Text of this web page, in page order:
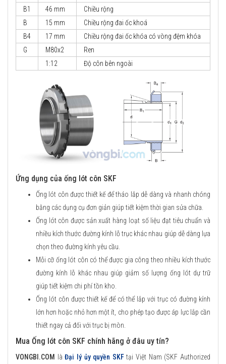
B1
46 mm
Chiều rộng
B
15 mm
Chiều rộng đai ốc khoá
B4
17 mm
Chiều rộng đai ốc khóa có vòng đệm khóa
G
M80x2
Ren
1:12
Độ côn bên ngoài
Ứng dụng của ống lót côn SKF
Ống lót côn được thiết kế để tháo lắp dễ dàng và nhanh chóng
bằng các dụng cụ đơn giản giúp tiết kiệm thời gian sửa chữa.
Ống lót côn được sản xuất hàng loạt số liệu đạt tiêu chuẩn và
nhiều kích thước đường kính lỗ trục khác nhau giúp dễ dàng lựa
chọn theo đường kính yêu cầu.
Mỗi cỡ ống lót côn có thể được gia công theo nhiều kích thước
đường kính lỗ khác nhau giúp giảm số lượng ống lót dự trữ
giúp tiết kiệm chi phí tồn kho.
Ống lót côn được thiết kế để có thể lắp với trục có đường kính
lớn hơn hoặc nhỏ hơn một ít, cho phép tạo được áp lực lắp cần
thiết ngay cả đối với trục bị mòn.
Mua Ống lót côn SKF chính hãng ở đâu uy tín?
VONGBI.COM làĐại lý ủy quyền SKFtại Việt Nam (SKF Authorized